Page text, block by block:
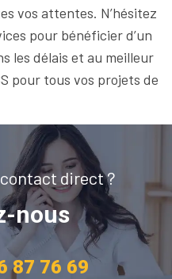
vos attentes. N’hésitez
pour bénéficier d’un
les délais et au meilleur
pour tous vos projets de
direct ?
nous
87 76 69